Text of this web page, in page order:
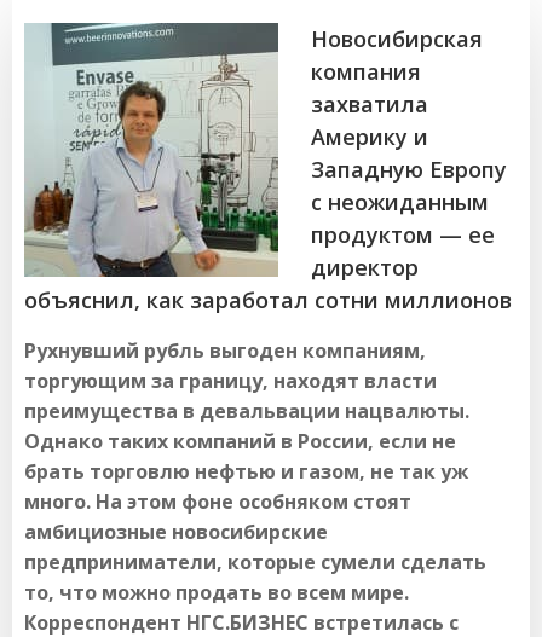
Новосибирская
компания
захватила
Америку и
Западную Европу
с неожиданным
продуктом — ее
директор
объяснил, как заработал сотни миллионов
Рухнувший рубль выгоден компаниям,
торгующим за границу, находят власти
преимущества в девальвации нацвалюты.
Однако таких компаний в России, если не
брать торговлю нефтью и газом, не так уж
много. На этом фоне особняком стоят
амбициозные новосибирские
предприниматели, которые сумели сделать
то, что можно продать во всем мире.
Корреспондент НГС.БИЗНЕС встретилась с